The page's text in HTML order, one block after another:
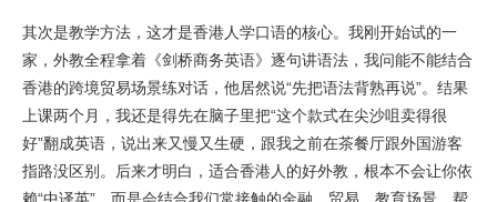
其次是教学方法，这才是香港人学口语的核心。我刚开始试的一
家，外教全程拿着《剑桥商务英语》逐句讲语法，我问能不能结合
香港的跨境贸易场景练对话，他居然说“先把语法背熟再说”。结果
上课两个月，我还是得先在脑子里把“这个款式在尖沙咀卖得很
好”翻成英语，说出来又慢又生硬，跟我之前在茶餐厅跟外国游客
指路没区别。后来才明白，适合香港人的好外教，根本不会让你依